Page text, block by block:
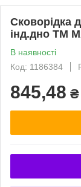
Сковорідка
інд.дно ТМ
В наявності
Код: 1186384
845,48 ₴